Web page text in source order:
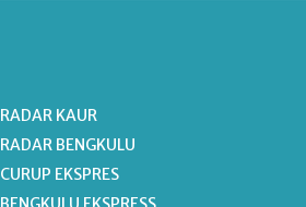
RADAR KAUR
RADAR BENGKULU
CURUP EKSPRES